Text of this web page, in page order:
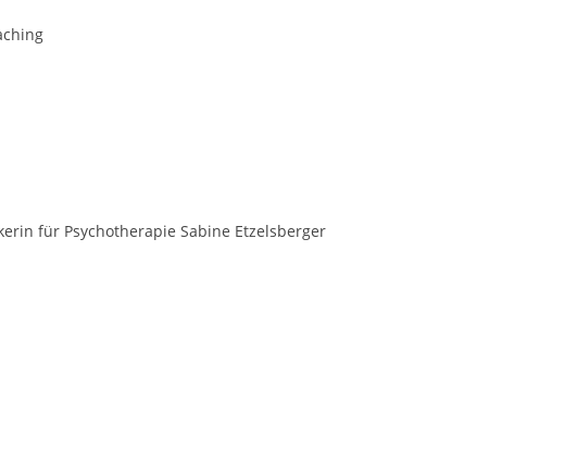
für Psychotherapie Sabine Etzelsberger